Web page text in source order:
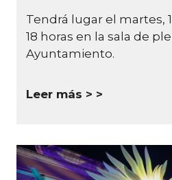
Tendrá lugar el martes,
18 horas en la sala de
Ayuntamiento.
Leer más >